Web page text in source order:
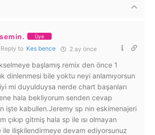
Üye
Reply to Kes bence 2 ay önce
başlamış remix den önce 1
dinlenmesi bile yoktu neyi anlamıyorsun
mi duyulduysa nerde chart başarıları
hala bekliyorum senden cevap
işte kabullen.Jeremy sp nin eskimenajeri
çıkıp gitmiş hala sp ile ısı olmayan
ile ilişkilendirmeye devam ediyorsunuz